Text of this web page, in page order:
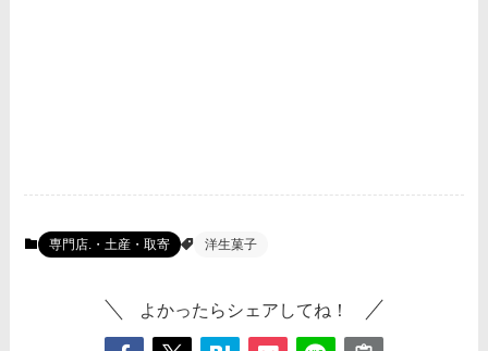
専門店.・土産・取寄 洋生菓子
よかったらシェアしてね！